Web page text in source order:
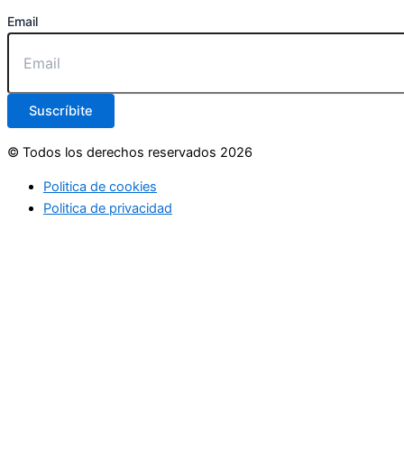
Email
Suscríbite
© Todos los derechos reservados 2026
Politica de cookies
Politica de privacidad